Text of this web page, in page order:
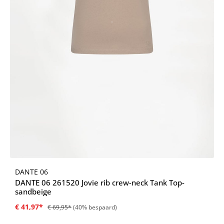
DANTE 06
DANTE 06 261520 Jovie rib crew-neck Tank Top-
sandbeige
€ 41,97* € 69,95*(40% bespaard)